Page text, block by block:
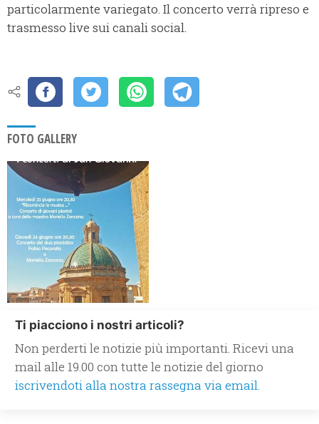
particolarmente variegato. Il concerto verrà ripreso e
trasmesso live sui canali social.
FOTO GALLERY
Ti piacciono i nostri articoli?
Non perderti le notizie più importanti. Ricevi una
mail alle 19.00 con tutte le notizie del giorno
iscrivendoti alla nostra rassegna via email.